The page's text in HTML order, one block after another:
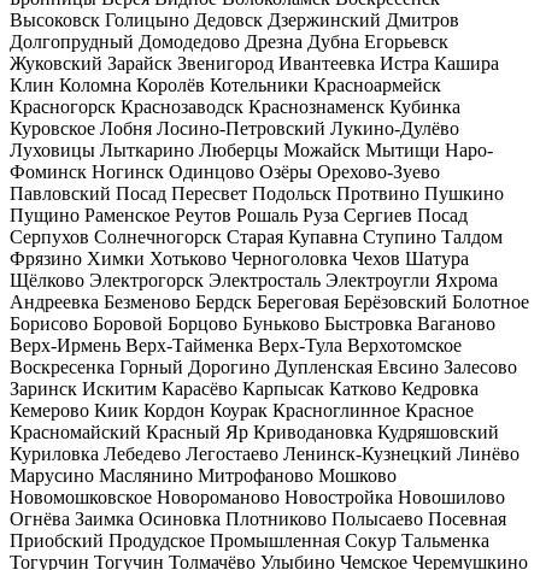
Высоковск Голицыно Дедовск Дзержинский Дмитров
Долгопрудный Домодедово Дрезна Дубна Егорьевск
Жуковский Зарайск Звенигород Ивантеевка Истра Кашира
Клин Коломна Королёв Котельники Красноармейск
Красногорск Краснозаводск Краснознаменск Кубинка
Куровское Лобня Лосино-Петровский Лукино-Дулёво
Луховицы Лыткарино Люберцы Можайск Мытищи Наро-
Фоминск Ногинск Одинцово Озёры Орехово-Зуево
Павловский Посад Пересвет Подольск Протвино Пушкино
Пущино Раменское Реутов Рошаль Руза Сергиев Посад
Серпухов Солнечногорск Старая Купавна Ступино Талдом
Фрязино Химки Хотьково Черноголовка Чехов Шатура
Щёлково Электрогорск Электросталь Электроугли Яхрома
Андреевка Безменово Бердск Береговая Берёзовский Болотное
Борисово Боровой Борцово Буньково Быстровка Ваганово
Верх-Ирмень Верх-Тайменка Верх-Тула Верхотомское
Воскресенка Горный Дорогино Дупленская Евсино Залесово
Заринск Искитим Карасёво Карпысак Катково Кедровка
Кемерово Киик Кордон Коурак Красноглинное Красное
Красномайский Красный Яр Криводановка Кудряшовский
Куриловка Лебедево Легостаево Ленинск-Кузнецкий Линёво
Марусино Маслянино Митрофаново Мошково
Новомошковское Новороманово Новостройка Новошилово
Огнёва Заимка Осиновка Плотниково Полысаево Посевная
Приобский Продудское Промышленная Сокур Тальменка
Тогурчин Тогучин Толмачёво Улыбино Чемское Черемушкино